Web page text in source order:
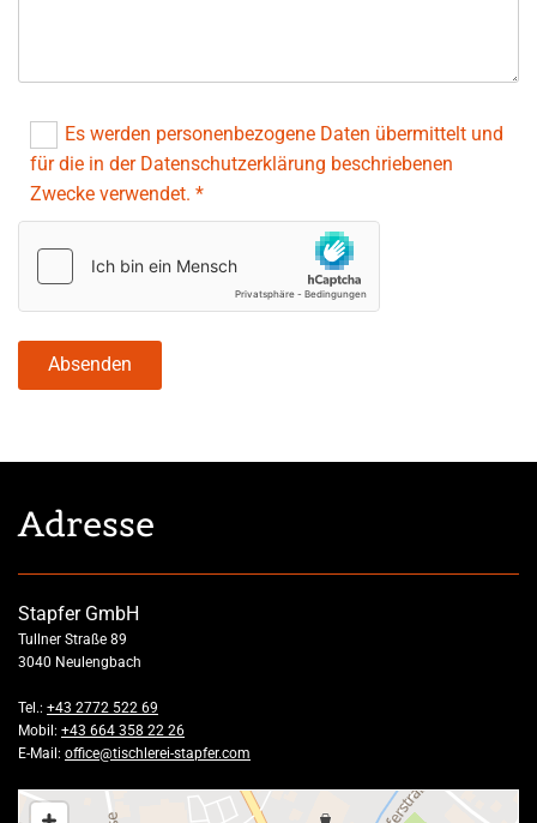
Es werden personenbezogene Daten übermittelt und
für die in der Datenschutzerklärung beschriebenen
Zwecke verwendet. *
Adresse
Stapfer GmbH
Tullner Straße 89
3040 Neulengbach
Tel.: +43 2772 522 69
Mobil: +43 664 358 22 26
E-Mail: office@tischlerei-stapfer.com